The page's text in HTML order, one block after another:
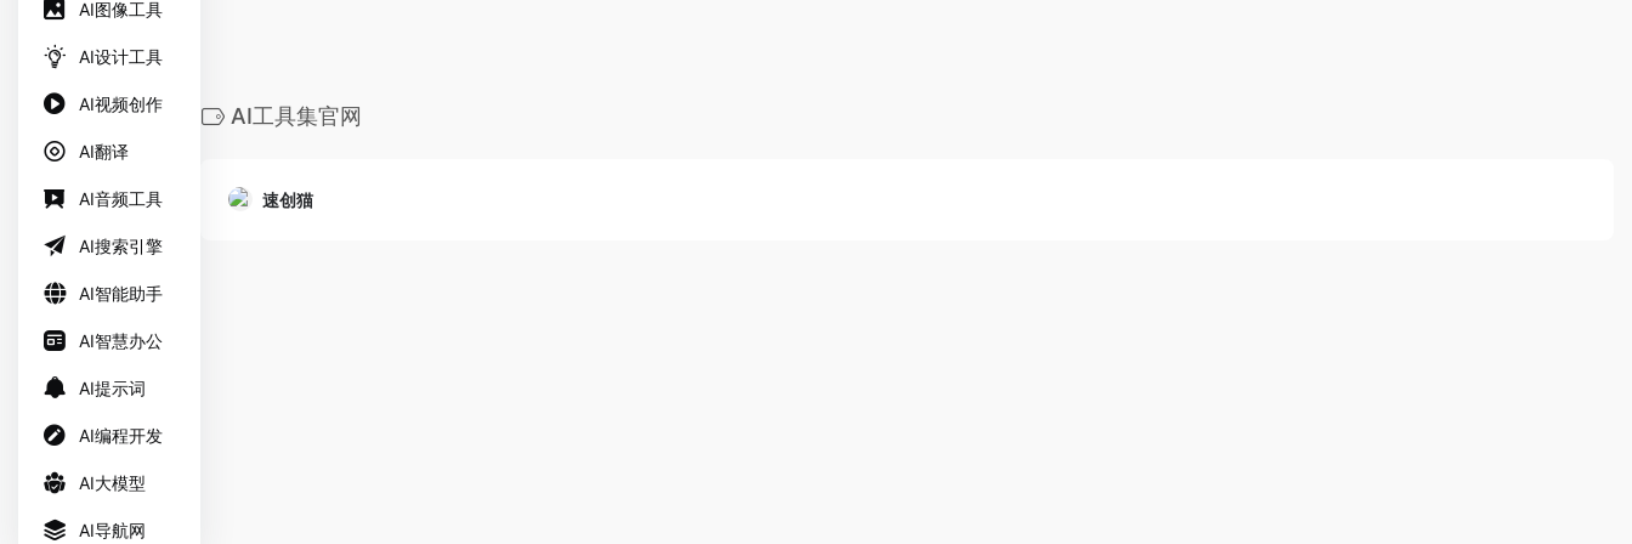
AI图像工具
AI设计工具
AI视频创作
AI翻译
AI音频工具
AI搜索引擎
AI智能助手
AI智慧办公
AI提示词
AI编程开发
AI大模型
AI导航网
AI工具集官网
速创猫